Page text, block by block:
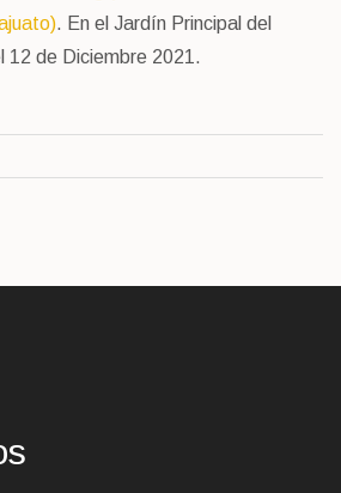
. En el Jardín Principal del
12 de Diciembre 2021.